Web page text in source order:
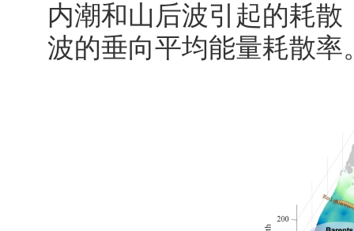
内潮和山后波引起的耗散
波的垂向平均能量耗散率